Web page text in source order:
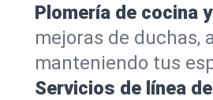
Plomería de cocina
mejoras de duchas,
manteniendo tus
Servicios de línea